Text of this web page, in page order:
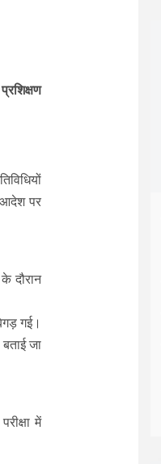
आदेश पर
दौरान
गई।
जा
में